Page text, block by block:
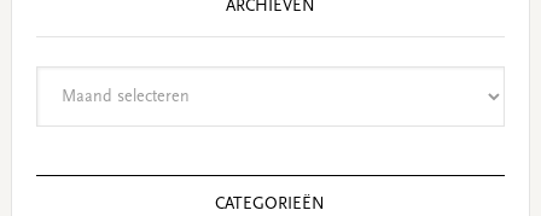
ARCHIEVEN
CATEGORIEËN